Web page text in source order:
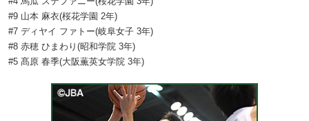
#9 山本 麻衣(桜花学園 2年)
#7 ディヤイ ファトー(岐阜女子 3年)
#8 赤穂 ひまわり(昭和学院 3年)
#5 髙原 春季(大阪薫英女学院 3年)